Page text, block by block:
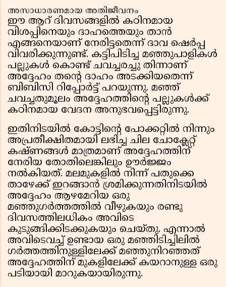
അസാധാരണമായ അതിജീവനം
ഈ ആറ് ദിവസങ്ങളിൽ കഠിനമായ
വിശപ്പിനെയും ദാഹത്തെയും താൻ
എങ്ങനെയാണ് നേരിട്ടതെന്ന് ദാവ ഷെർപ്പ
വിവരിക്കുന്നുണ്ട്. കട്ടിപിടിച്ച മഞ്ഞുപാളികൾ
പല്ലുകൾ കൊണ്ട് ചവച്ചരച്ചു തിന്നാണ്
അദ്ദേഹം തന്റെ ദാഹം അടക്കിയതെന്ന്
ബിബിസി റിപ്പോർട്ട്‌ പറയുന്നു. മഞ്ഞ്
ചവച്ചതുമൂലം അദ്ദേഹത്തിന്റെ പല്ലുകൾക്ക്
കഠിനമായ വേദന അനുഭവപ്പെട്ടിരുന്നു.
ഇതിനിടയിൽ കോട്ടിന്റെ പോക്കറ്റിൽ നിന്നും
അപ്രതീക്ഷിതമായി ലഭിച്ച ചില ചോക്ലേറ്റ്
കഷ്ണങ്ങൾ മാത്രമാണ് അദ്ദേഹത്തിന്
നേരിയ തോതിലെങ്കിലും ഊർജ്ജം
നൽകിയത്. മലമുകളിൽ നിന്ന് പതുക്കെ
താഴേക്ക് ഇറങ്ങാൻ ശ്രമിക്കുന്നതിനിടയിൽ
അദ്ദേഹം ആഴമേറിയ ഒരു
മഞ്ഞുഗർത്തത്തിൽ വീഴുകയും രണ്ടു
ദിവസത്തിലധികം അവിടെ
കുടുങ്ങിക്കിടക്കുകയും ചെയ്തു. എന്നാൽ
അവിടെവച്ച് ഉണ്ടായ ഒരു മഞ്ഞിടിച്ചിലിൽ
ഗർത്തത്തിനുള്ളിലേക്ക് മഞ്ഞുനിറഞ്ഞത്
അദ്ദേഹത്തിന് മുകളിലേക്ക് കയറാനുള്ള ഒരു
പടിയായി മാറുകയായിരുന്നു.